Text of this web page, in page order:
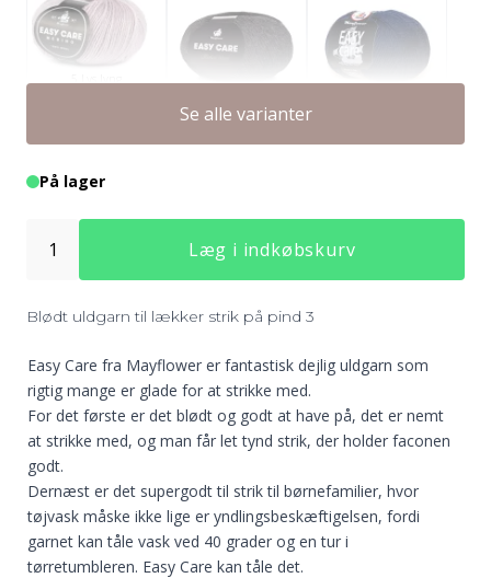
6 Kul
15 Sølvgrå
26 Lys lilla
27 Rød 33 Græsgrøn
36 Rhododendron
Se alle varianter
På lager
Læg i indkøbskurv
Blødt uldgarn til lækker strik på pind 3
Easy Care fra Mayflower er fantastisk dejlig uldgarn som
rigtig mange er glade for at strikke med.
For det første er det blødt og godt at have på, det er nemt
at strikke med, og man får let tynd strik, der holder faconen
godt.
Dernæst er det supergodt til strik til børnefamilier, hvor
tøjvask måske ikke lige er yndlingsbeskæftigelsen, fordi
garnet kan tåle vask ved 40 grader og en tur i
tørretumbleren. Easy Care kan tåle det.